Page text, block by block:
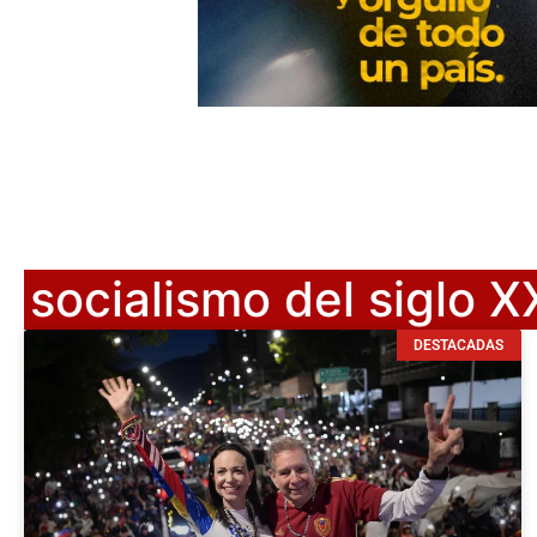
socialismo del siglo
DESTACADAS